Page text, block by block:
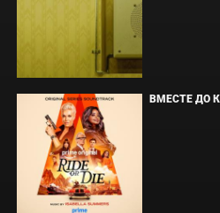
ВМЕСТЕ ДО